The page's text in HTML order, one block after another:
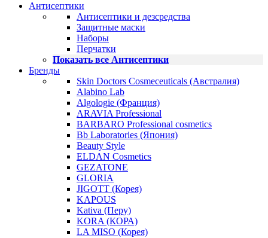
Антисептики
Антисептики и дезсредства
Защитные маски
Наборы
Перчатки
Показать все Антисептики
Бренды
Skin Doctors Cosmeceuticals (Австралия)
Alabino Lab
Algologie (Франция)
ARAVIA Professional
BARBARO Professional cosmetics
Bb Laboratories (Япония)
Beauty Style
ELDAN Cosmetics
GEZATONE
GLORIA
JIGOTT (Корея)
KAPOUS
Kativa (Перу)
KORA (КОРА)
LA MISO (Корея)